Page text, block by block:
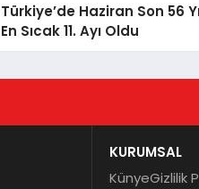
Türkiye’de Haziran Son 56
En Sıcak 11. Ayı Oldu
KURUMSAL
KünyeGizlilik